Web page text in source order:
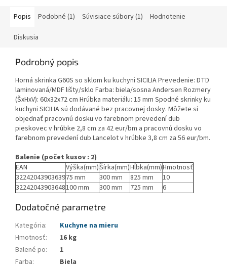
Popis Podobné (1) Súvisiace súbory (1) Hodnotenie
Diskusia
Podrobný popis
Horná skrinka G60S so sklom ku kuchyni SICILIA Prevedenie: DTD
laminovaná/MDF lišty/sklo Farba: biela/sosna Andersen Rozmery
(ŠxHxV): 60x32x72 cm Hrúbka materiálu: 15 mm Spodné skrinky ku
kuchyni SICILIA sú dodávané bez pracovnej dosky. Môžete si
objednať pracovnú dosku vo farebnom prevedení dub
pieskovec v hrúbke 2,8 cm za 42 eur/bm a pracovnú dosku vo
farebnom prevedení dub Lancelot v hrúbke 3,8 cm za 56 eur/bm.
Balenie (počet kusov : 2)
EAN
Výška(mm)Šírka(mm)Hĺbka(mm)Hmotnosť
3224204390363975 mm 300 mm 825 mm
10
32242043903648100 mm 300 mm 725 mm 6
Dodatočné parametre
Kategória:
Kuchyne na mieru
Hmotnosť:
16 kg
Balené po:
1
Farba:
Biela